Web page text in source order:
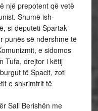
një prepotent që vetë
Shumë ish-
si deputeti Spartak
punës së ndershme të
e sidomos
Tufa, drejtor i këtij
të Spacit, zoti
e shkrimtrit të
Berishën me